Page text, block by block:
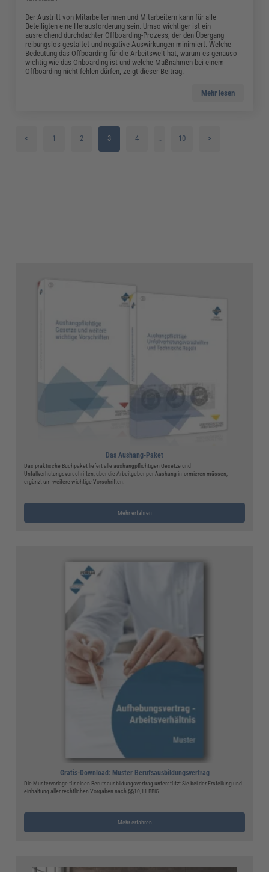
Der Austritt von Mitarbeiterinnen und Mitarbeitern kann für alle
Beteiligten eine Herausforderung sein. Umso wichtiger ist ein
ausreichend durchdachter Offboarding-Prozess, der den Übergang
reibungslos gestaltet und negative Auswirkungen minimiert. Welche
Bedeutung das Offboarding für die Arbeitswelt hat, warum es genauso
wichtig wie das Onboarding ist und welche Maßnahmen bei einem
Offboarding nicht fehlen dürfen, zeigt dieser Beitrag.
Mehr lesen
< 1 2 3 4 … 10 >
Das Aushang-Paket
Das praktische Buchpaket liefert alle aushangpflichtigen Gesetze und
Unfallverhütungsvorschriften, über die Arbeitgeber per Aushang informieren müssen,
ergänzt um weitere wichtige Vorschriften.
Mehr erfahren
Gratis-Download: Muster Berufsausbildungsvertrag
Die Mustervorlage für einen Berufsausbildungsvertrag unterstützt Sie bei der Erstellung und
einhaltung aller rechtlichen Vorgaben nach §§10,11 BBiG.
Mehr erfahren